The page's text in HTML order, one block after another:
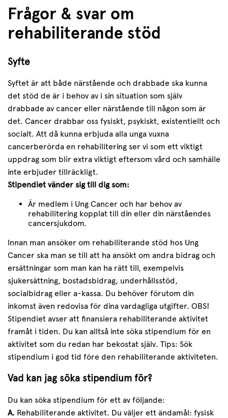
Frågor & svar om
rehabiliterande stöd
Syfte
Syftet är att både närstående och drabbade ska kunna
det stöd de är i behov av i sin situation som själv
drabbade av cancer eller närstående till någon som är
det. Cancer drabbar oss fysiskt, psykiskt, existentiellt och
socialt. Att då kunna erbjuda alla unga vuxna
cancerberörda en rehabilitering ser vi som ett viktigt
uppdrag som blir extra viktigt eftersom vård och samhälle
inte erbjuder tillräckligt.
Stipendiet vänder sig till dig som:
Är medlem i Ung Cancer och har behov av
rehabilitering kopplat till din eller din närståendes
cancersjukdom.
Innan man ansöker om rehabiliterande stöd hos Ung
Cancer ska man se till att ha ansökt om andra bidrag och
ersättningar som man kan ha rätt till, exempelvis
sjukersättning, bostadsbidrag, underhållsstöd,
socialbidrag eller a-kassa. Du behöver förutom din
inkomst även redovisa för dina vardagliga utgifter. OBS!
Stipendiet avser att finansiera rehabiliterande aktivitet
framåt i tiden. Du kan alltså inte söka stipendium för en
aktivitet som du redan har bekostat själv. Tips: Sök
stipendium i god tid före den rehabiliterande aktiviteten.
Vad kan jag söka stipendium för?
Du kan söka stipendium för ett av följande:
A. Rehabiliterande aktivitet. Du väljer ett ändamål: fysisk